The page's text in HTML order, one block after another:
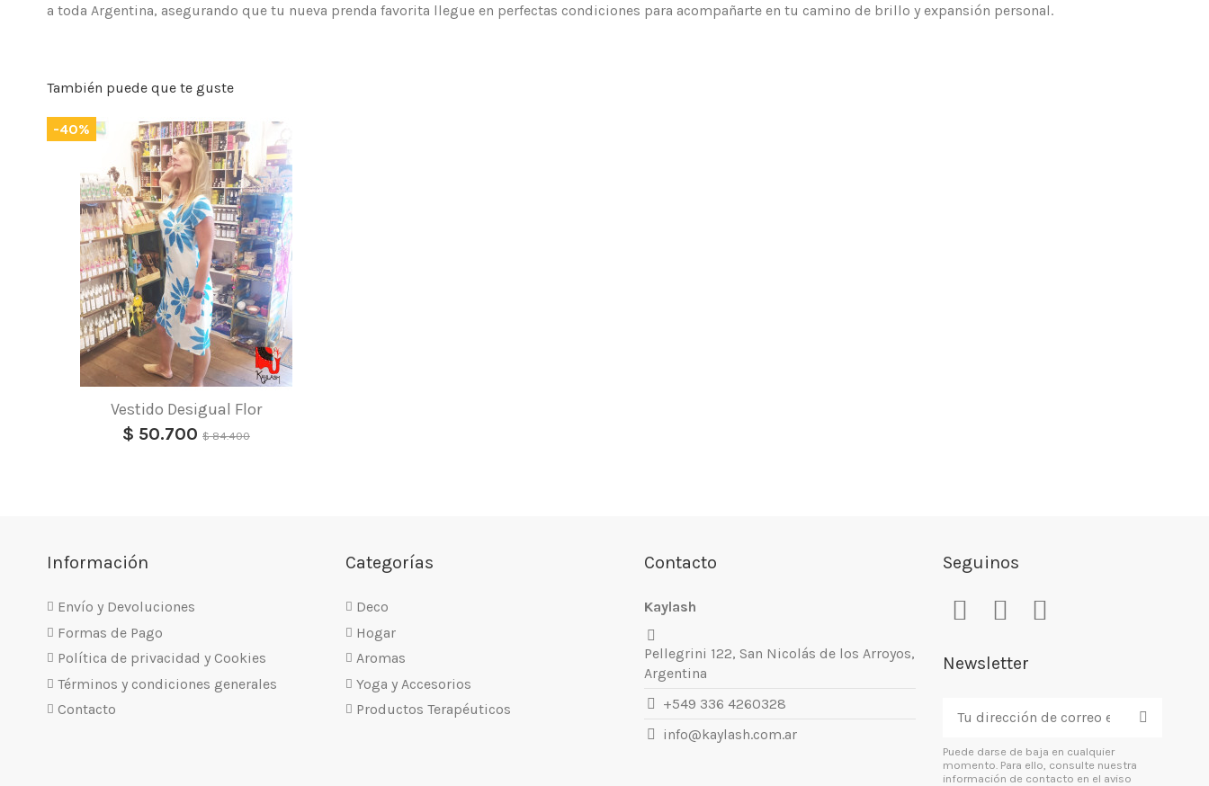
a toda Argentina, asegurando que tu nueva prenda favorita llegue en perfectas condiciones para acompañarte en tu camino de brillo y expansión personal.
También puede que te guste
-40%
Vestido Desigual Flor
$ 50.700 $ 84.400
Información
Envío y Devoluciones
Formas de Pago
Política de privacidad y Cookies
Términos y condiciones generales
Contacto
Categorías
Deco
Hogar
Aromas
Yoga y Accesorios
Productos Terapéuticos
Contacto
Kaylash
Pellegrini 122, San Nicolás de los Arroyos,
Argentina
+549 336 4260328
info@kaylash.com.ar
Seguinos
Newsletter
Puede darse de baja en cualquier
momento. Para ello, consulte nuestra
información de contacto en el aviso